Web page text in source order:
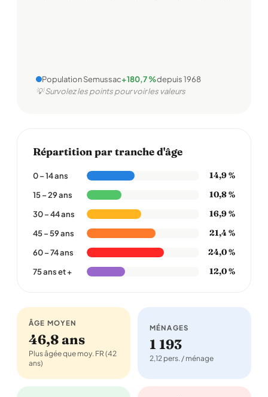
Population Semussac+180,7 %depuis 1968
💡 Survolez les points pour voir les valeurs
Répartition par tranche d'âge
0 – 14 ans 14,9 %
15 – 29 ans 10,8 %
30 – 44 ans 16,9 %
45 – 59 ans 21,4 %
60 – 74 ans 24,0 %
75 ans et + 12,0 %
ÂGE MOYEN
46,8 ans
Plus âgée que moy. FR (42
ans)
MÉNAGES
1 193
2,12 pers. / ménage